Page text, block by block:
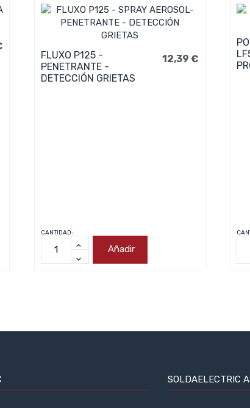
FLUXO P125 -
PENETRANTE -
DETECCIÓN GRIETAS
12,39 €
CANTIDAD:
Añadir
SOLDAELECTRIC